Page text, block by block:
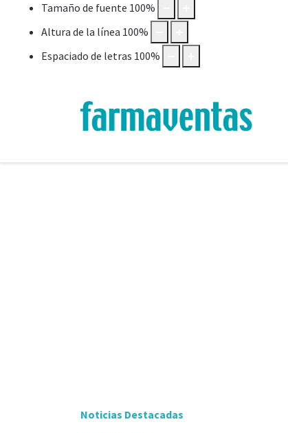
Tamaño de fuente 100%
Altura de la línea 100%
Espaciado de letras 100%
Noticias Destacadas